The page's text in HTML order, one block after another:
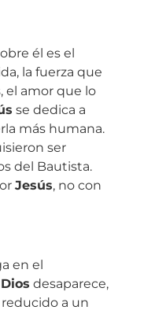
él es el
la fuerza que
el amor que lo
se dedica a
más humana.
ser
del Bautista.
Jesús , no con
en el
Dios desaparece,
a un